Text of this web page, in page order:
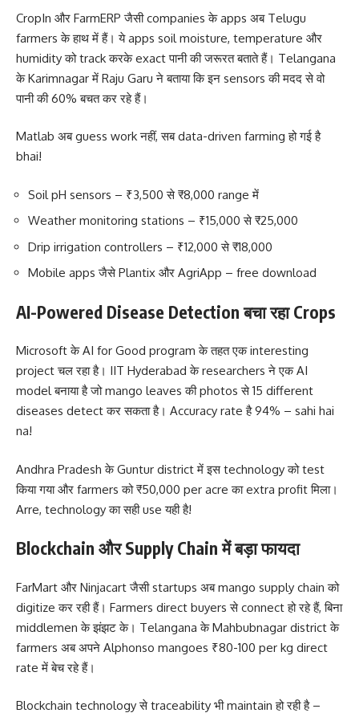
CropIn और FarmERP जैसी companies के apps अब Telugu
farmers के हाथ में हैं। ये apps soil moisture, temperature और
humidity को track करके exact पानी की जरूरत बताते हैं। Telangana
के Karimnagar में Raju Garu ने बताया कि इन sensors की मदद से वो
पानी की 60% बचत कर रहे हैं।
Matlab अब guess work नहीं, सब data-driven farming हो गई है
bhai!
Soil pH sensors – ₹3,500 से ₹8,000 range में
Weather monitoring stations – ₹15,000 से ₹25,000
Drip irrigation controllers – ₹12,000 से ₹18,000
Mobile apps जैसे Plantix और AgriApp – free download
AI-Powered Disease Detection बचा रहा Crops
Microsoft के AI for Good program के तहत एक interesting
project चल रहा है। IIT Hyderabad के researchers ने एक AI
model बनाया है जो mango leaves की photos से 15 different
diseases detect कर सकता है। Accuracy rate है 94% – sahi hai
na!
Andhra Pradesh के Guntur district में इस technology को test
किया गया और farmers को ₹50,000 per acre का extra profit मिला।
Arre, technology का सही use यही है!
Blockchain और Supply Chain में बड़ा फायदा
FarMart और Ninjacart जैसी startups अब mango supply chain को
digitize कर रही हैं। Farmers direct buyers से connect हो रहे हैं, बिना
middlemen के झंझट के। Telangana के Mahbubnagar district के
farmers अब अपने Alphonso mangoes ₹80-100 per kg direct
rate में बेच रहे हैं।
Blockchain technology से traceability भी maintain हो रही है –